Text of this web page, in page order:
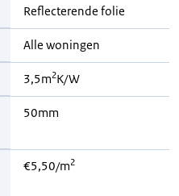
Reflecterende folie
Alle woningen
3,5m2K/W
50mm
€5,50/m2